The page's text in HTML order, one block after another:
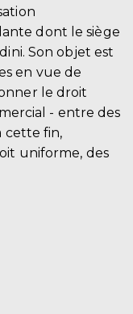
dont le siège
Son objet est
en vue de
le droit
- entre des
cette fin,
uniforme, des